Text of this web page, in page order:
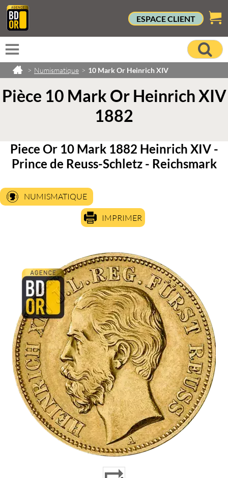
ESPACE CLIENT
> Numismatique > 10 Mark Or Heinrich XIV
Pièce 10 Mark Or Heinrich XIV
1882
Piece Or 10 Mark 1882 Heinrich XIV -
Prince de Reuss-Schletz - Reichsmark
NUMISMATIQUE
IMPRIMER